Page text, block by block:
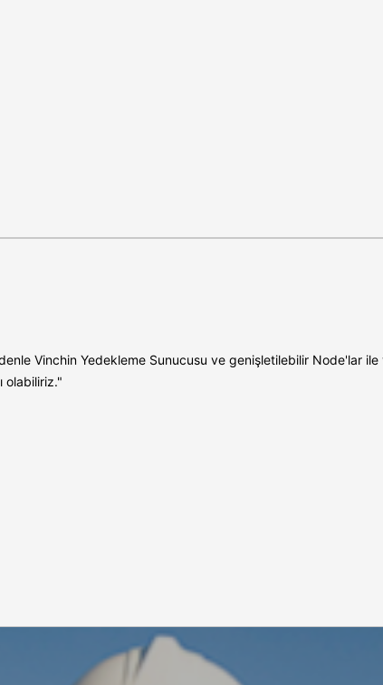
Vinchin Yedekleme Sunucusu ve genişletilebilir Node'lar
olabiliriz."